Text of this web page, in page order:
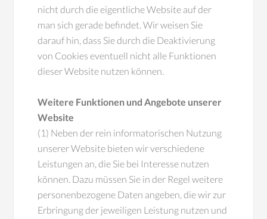
nicht durch die eigentliche Website auf der
man sich gerade befindet. Wir weisen Sie
darauf hin, dass Sie durch die Deaktivierung
von Cookies eventuell nicht alle Funktionen
dieser Website nutzen können.
Weitere Funktionen und Angebote unserer
Website
(1) Neben der rein informatorischen Nutzung
unserer Website bieten wir verschiedene
Leistungen an, die Sie bei Interesse nutzen
können. Dazu müssen Sie in der Regel weitere
personenbezogene Daten angeben, die wir zur
Erbringung der jeweiligen Leistung nutzen und